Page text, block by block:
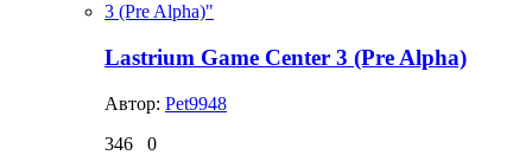
Lastrium Game Center 3 (Pre Alpha)
Автор: Pet9948
346
0